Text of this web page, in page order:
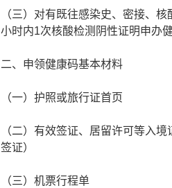
（三）对有既往感染史、密接、
小时内1次核酸检测阴性证明申办健
二、申领健康码基本材料
（一）护照或旅行证首页
（二）有效签证、居留许可等入
签证）
（三）机票行程单